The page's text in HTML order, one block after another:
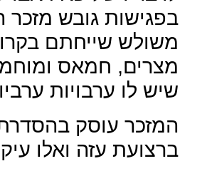
בפגישות גובש מזכר
משולש שייחתם
מצרים, חמאס
שיש לו ערבויות
המזכר עוסק
ברצועת עזה ואלו